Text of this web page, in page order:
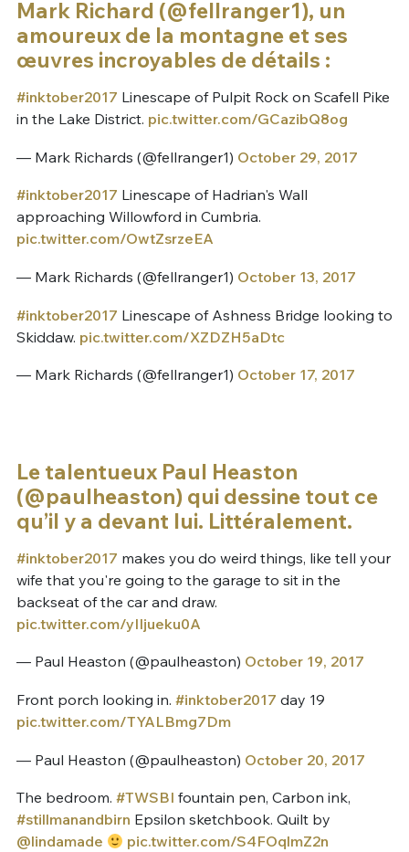
Mark Richard (@fellranger1), un
amoureux de la montagne et ses
œuvres incroyables de détails :
#inktober2017 Linescape of Pulpit Rock on Scafell Pike
in the Lake District. pic.twitter.com/GCazibQ8og
— Mark Richards (@fellranger1) October 29, 2017
#inktober2017 Linescape of Hadrian's Wall
approaching Willowford in Cumbria.
pic.twitter.com/OwtZsrzeEA
— Mark Richards (@fellranger1) October 13, 2017
#inktober2017 Linescape of Ashness Bridge looking to
Skiddaw. pic.twitter.com/XZDZH5aDtc
— Mark Richards (@fellranger1) October 17, 2017
Le talentueux Paul Heaston
(@paulheaston) qui dessine tout ce
qu’il y a devant lui. Littéralement.
#inktober2017 makes you do weird things, like tell your
wife that you're going to the garage to sit in the
backseat of the car and draw.
pic.twitter.com/yIIjueku0A
— Paul Heaston (@paulheaston) October 19, 2017
Front porch looking in. #inktober2017 day 19
pic.twitter.com/TYALBmg7Dm
— Paul Heaston (@paulheaston) October 20, 2017
The bedroom. #TWSBI fountain pen, Carbon ink,
#stillmanandbirn Epsilon sketchbook. Quilt by
@lindamade
pic.twitter.com/S4FOqlmZ2n